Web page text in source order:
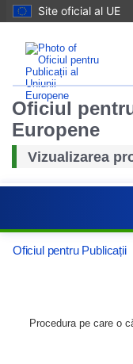
Site oficial al UE
Oficiul
Europene
Vizualizarea
Oficiul pentru Publicații
Procedura pe care o